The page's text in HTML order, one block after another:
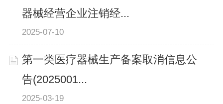
器械经营企业注销经...
2025-07-10
第一类医疗器械生产备案取消信息公
告(2025001...
2025-03-19